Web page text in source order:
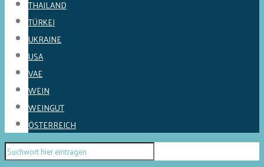
THAILAND
TÜRKEI
UKRAINE
USA
VAE
WEIN
WEINGUT
ÖSTERREICH